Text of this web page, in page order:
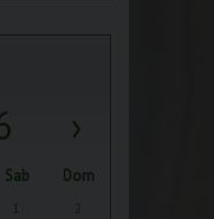
›
Sab Dom